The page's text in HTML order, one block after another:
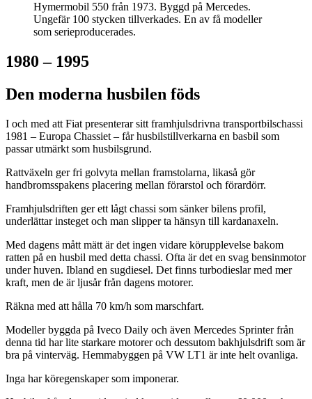
Hymermobil 550 från 1973. Byggd på Mercedes.
Ungefär 100 stycken tillverkades. En av få modeller
som serieproducerades.
1980 – 1995
Den moderna husbilen föds
I och med att Fiat presenterar sitt framhjulsdrivna transportbilschassi
1981 – Europa Chassiet – får husbilstillverkarna en basbil som
passar utmärkt som husbilsgrund.
Rattväxeln ger fri golvyta mellan framstolarna, likaså gör
handbromsspakens placering mellan förarstol och förardörr.
Framhjulsdriften ger ett lågt chassi som sänker bilens profil,
underlättar insteget och man slipper ta hänsyn till kardanaxeln.
Med dagens mått mätt är det ingen vidare körupplevelse bakom
ratten på en husbil med detta chassi. Ofta är det en svag bensinmotor
under huven. Ibland en sugdiesel. Det finns turbodieslar med mer
kraft, men de är ljusår från dagens motorer.
Räkna med att hålla 70 km/h som marschfart.
Modeller byggda på Iveco Daily och även Mercedes Sprinter från
denna tid har lite starkare motorer och dessutom bakhjulsdrift som är
bra på vinterväg. Hemmabyggen på VW LT1 är inte helt ovanliga.
Inga har köregenskaper som imponerar.